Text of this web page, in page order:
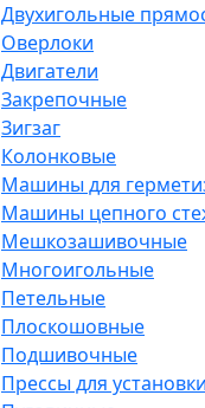
Двухигольные
Оверлоки
Двигатели
Закрепочные
Зигзаг
Колонковые
Машины для
Машины цепного
Мешкозашивочные
Многоигольные
Петельные
Плоскошовные
Подшивочные
Прессы для